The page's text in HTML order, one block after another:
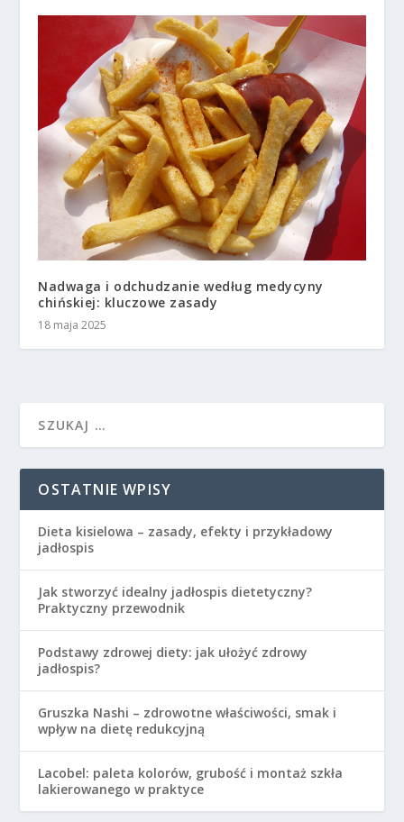
Nadwaga i odchudzanie według medycyny
chińskiej: kluczowe zasady
18 maja 2025
OSTATNIE WPISY
Dieta kisielowa – zasady, efekty i przykładowy
jadłospis
Jak stworzyć idealny jadłospis dietetyczny?
Praktyczny przewodnik
Podstawy zdrowej diety: jak ułożyć zdrowy
jadłospis?
Gruszka Nashi – zdrowotne właściwości, smak i
wpływ na dietę redukcyjną
Lacobel: paleta kolorów, grubość i montaż szkła
lakierowanego w praktyce